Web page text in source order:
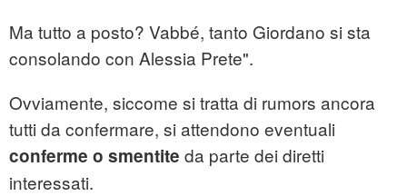
Ma tutto a posto? Vabbé, tanto Giordano si sta
consolando con Alessia Prete".
Ovviamente, siccome si tratta di rumors ancora
tutti da confermare, si attendono eventuali
conferme o smentite da parte dei diretti
interessati.